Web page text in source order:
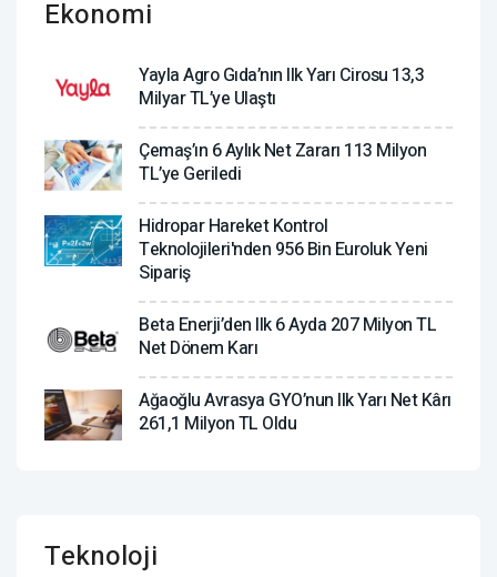
Ekonomi
Yayla Agro Gıda’nın Ilk Yarı Cirosu 13,3
Milyar TL’ye Ulaştı
Çemaş’ın 6 Aylık Net Zararı 113 Milyon
TL’ye Geriledi
Hidropar Hareket Kontrol
Teknolojileri'nden 956 Bin Euroluk Yeni
Sipariş
Beta Enerji’den Ilk 6 Ayda 207 Milyon TL
Net Dönem Karı
Ağaoğlu Avrasya GYO’nun Ilk Yarı Net Kârı
261,1 Milyon TL Oldu
Teknoloji